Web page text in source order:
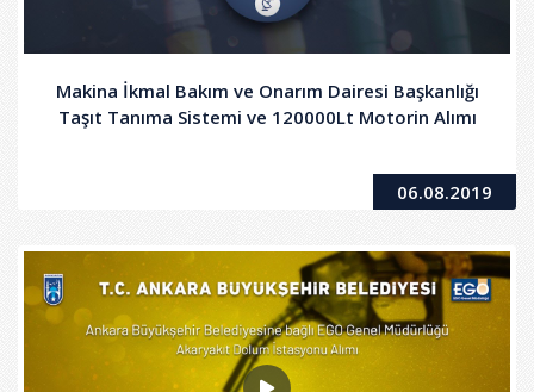
Makina İkmal Bakım ve Onarım Dairesi Başkanlığı
Taşıt Tanıma Sistemi ve 120000Lt Motorin Alımı
06.08.2019